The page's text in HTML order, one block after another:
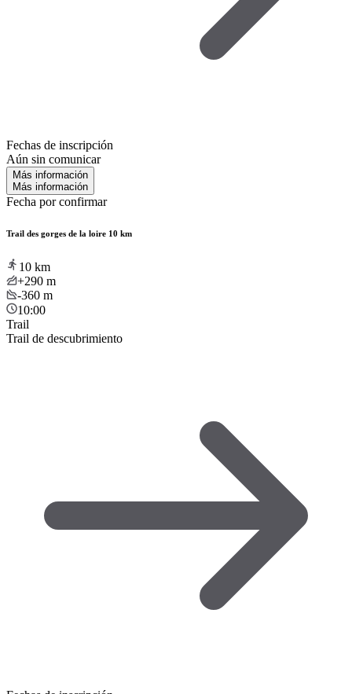
Fechas de inscripción
Aún sin comunicar
Más información
Más información
Fecha por confirmar
Trail des gorges de la loire 10 km
10 km
+290 m
-360 m
10:00
Trail
Trail de descubrimiento